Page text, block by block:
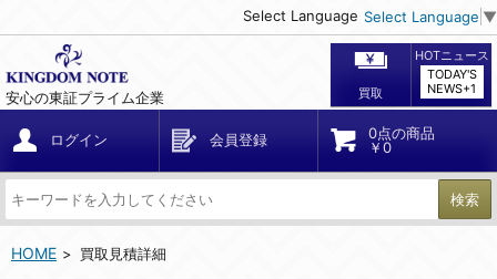
Select Language Select Language ▼
安心の東証プライム企業 買取
HOTニュース
TODAY'S
NEWS+1
ログイン 会員登録
0点の商品
￥0
検索
HOME 買取見積詳細